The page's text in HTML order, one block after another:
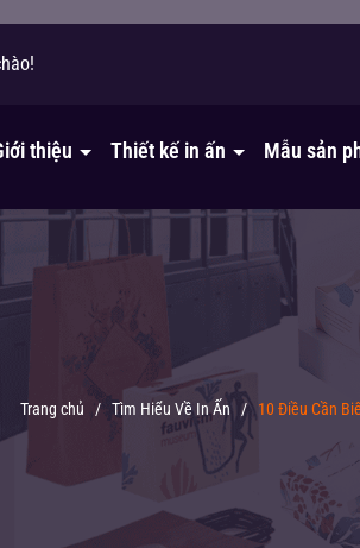
thiệu Thiết kế in ấn Mẫu sản
Trang chủ / Tìm Hiểu Về In Ấn / 10 Điều Cần